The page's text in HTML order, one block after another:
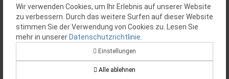
Wir verwenden Cookies, um Ihr Erlebnis auf unserer Website
zu verbessern. Durch das weitere Surfen auf dieser Website
stimmen Sie der Verwendung von Cookies zu. Lesen Sie
mehr in unserer Datenschutzrichtlinie
Einstellungen
Alle ablehnen